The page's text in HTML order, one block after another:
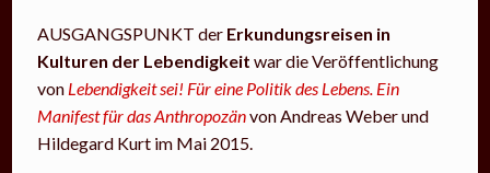
AUSGANGSPUNKT der Erkundungsreisen in
Kulturen der Lebendigkeitwar die Veröffentlichung
von Lebendigkeit sei! Für eine Politik des Lebens. Ein
Manifest für das Anthropozänvon Andreas Weber und
Hildegard Kurt im Mai 2015.